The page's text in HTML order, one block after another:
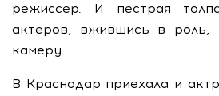
режиссер. И пестрая
актеров, вжившись в роль,
камеру.
В Краснодар приехала и